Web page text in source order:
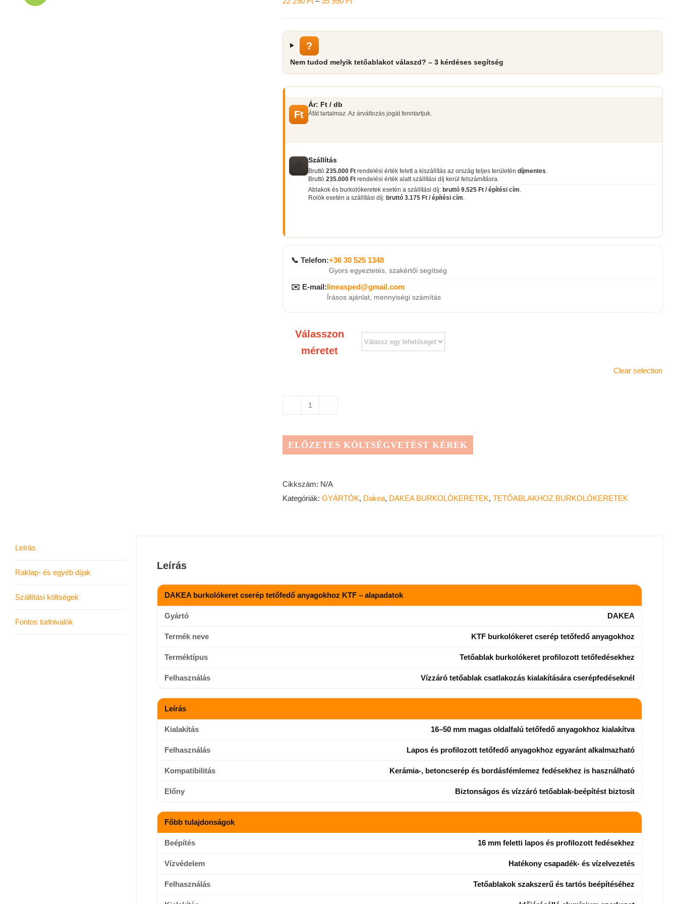
?
Nem tudod melyik tetőablakot válaszd? – 3 kérdéses segítség
Ft
Ár: Ft / db
Áfát tartalmaz. Az árváltozás jogát fenntartjuk.
Szállítás
Bruttó 235.000 Ft rendelési érték felett a kiszállítás az ország teljes területén díjmentes.
Bruttó 235.000 Ft rendelési érték alatt szállítási díj kerül felszámításra.
Ablakok és burkolókeretek esetén a szállítási díj: bruttó 9.525 Ft / építési cím.
Rolók esetén a szállítási díj: bruttó 3.175 Ft / építési cím.
📞 Telefon:+36 30 525 1348
Gyors egyeztetés, szakértői segítség
✉️ E-mail:lineasped@gmail.com
Írásos ajánlat, mennyiségi számítás
Válasszon
méretet
Clear selection
tetőfedő
KTF
mennyiség
ELŐZETES KÖLTSÉGVETÉST KÉREK
Cikkszám: N/A
Kategóriák: GYÁRTÓK, Dakea, DAKEA BURKOLÓKERETEK, TETŐABLAKHOZ BURKOLÓKERETEK
Leírás
Raklap- és egyéb díjak
Szállítási költségek
Fontos tudnivalók
Leírás
DAKEA burkolókeret cserép tetőfedő anyagokhoz KTF – alapadatok
Gyártó DAKEA
Termék neve KTF burkolókeret cserép tetőfedő anyagokhoz
Terméktípus Tetőablak burkolókeret profilozott tetőfedésekhez
Felhasználás Vízzáró tetőablak csatlakozás kialakítására cserépfedéseknél
Leírás
Kialakítás 16–50 mm magas oldalfalú tetőfedő anyagokhoz kialakítva
Felhasználás Lapos és profilozott tetőfedő anyagokhoz egyaránt alkalmazható
Kompatibilitás Kerámia-, betoncserép és bordásfémlemez fedésekhez is használható
Előny Biztonságos és vízzáró tetőablak-beépítést biztosít
Főbb tulajdonságok
Beépítés 16 mm feletti lapos és profilozott fedésekhez
Vízvédelem Hatékony csapadék- és vízelvezetés
Felhasználás Tetőablakok szakszerű és tartós beépítéséhez